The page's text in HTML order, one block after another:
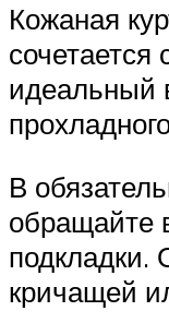
Кожаная
сочетается
идеальный
В
обращайте
подкладки.
кричащей